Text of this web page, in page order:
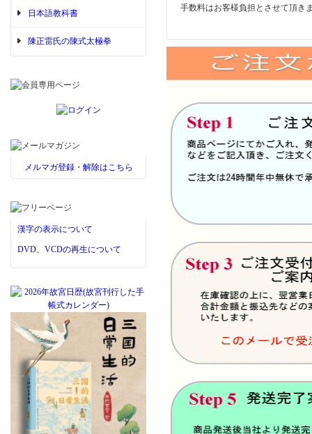
日本語教科書
陳正雷氏の陳式太極拳
メルマガ登録・解除はこちら
漢字の表示について
DVD、VCDの再生について
手数料はお客様負担とさせて頂き